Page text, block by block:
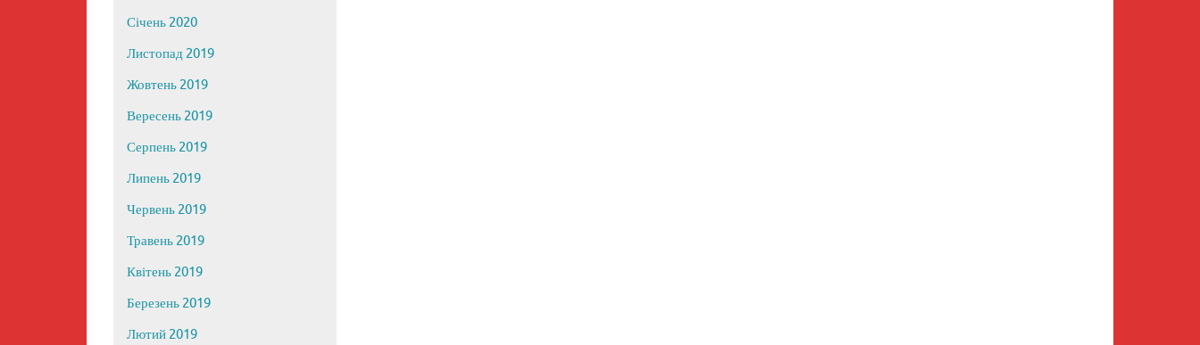
Січень 2020
Листопад 2019
Жовтень 2019
Вересень 2019
Серпень 2019
Липень 2019
Червень 2019
Травень 2019
Квітень 2019
Березень 2019
Лютий 2019